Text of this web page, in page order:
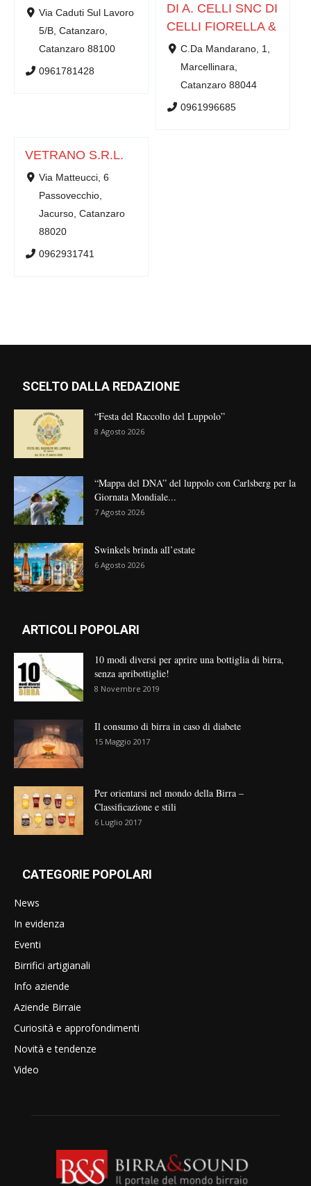
Via Caduti Sul Lavoro
5/B, Catanzaro,
Catanzaro 88100
0961781428
DI A. CELLI SNC DI
CELLI FIORELLA &
C.Da Mandarano, 1,
Marcellinara,
Catanzaro 88044
0961996685
VETRANO S.R.L.
Via Matteucci, 6
Passovecchio,
Jacurso, Catanzaro
88020
0962931741
SCELTO DALLA REDAZIONE
“Festa del Raccolto del Luppolo”
8 Agosto 2026
“Mappa del DNA” del luppolo con Carlsberg per la
Giornata Mondiale...
7 Agosto 2026
Swinkels brinda all’estate
6 Agosto 2026
ARTICOLI POPOLARI
10 modi diversi per aprire una bottiglia di birra,
senza apribottiglie!
8 Novembre 2019
Il consumo di birra in caso di diabete
15 Maggio 2017
Per orientarsi nel mondo della Birra –
Classificazione e stili
6 Luglio 2017
CATEGORIE POPOLARI
News
In evidenza
Eventi
Birrifici artigianali
Info aziende
Aziende Birraie
Curiosità e approfondimenti
Novità e tendenze
Video